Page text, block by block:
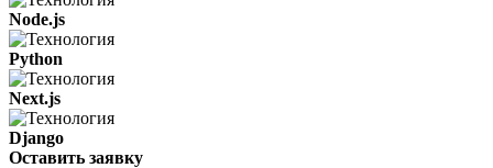
Node.js
Python
Next.js
Django
Оставить заявку